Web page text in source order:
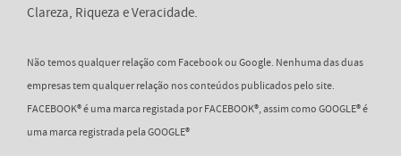
Clareza, Riqueza e Veracidade.
Não temos qualquer relação com Facebook ou Google. Nenhuma das duas
empresas tem qualquer relação nos conteúdos publicados pelo site.
FACEBOOK® é uma marca registada por FACEBOOK®, assim como GOOGLE® é
uma marca registrada pela GOOGLE®